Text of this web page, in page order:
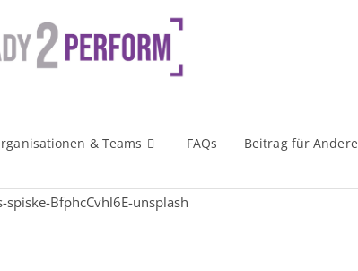
& Teams FAQs Beitrag für Andere